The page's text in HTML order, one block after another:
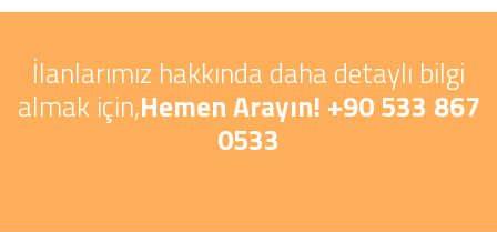
İlanlarımız hakkında daha detaylı bilgi
almak için,Hemen Arayın! +90 533 867
0533